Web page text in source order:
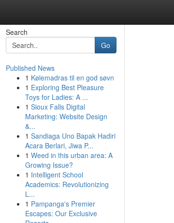
Search
Go
Published News
1 Kølemadras til en god søvn
1 Exploring Best Pleasure
Toys for Ladies: A ...
1 Sioux Falls Digital
Marketing: Website Design
&...
1 Sandiaga Uno Bapak Hadiri
Acara Berlari, Jiwa P...
1 Weed in this urban area: A
Growing Issue?
1 Intelligent School
Academics: Revolutionizing
L...
1 Pampanga's Premier
Escapes: Our Exclusive